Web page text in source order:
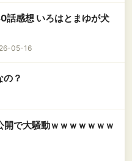
話感想 いろはとまゆが犬
05-16
？
で大騒動ｗｗｗｗｗｗｗ